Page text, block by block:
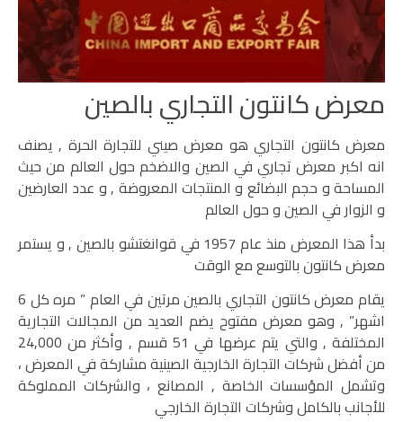
معرض كانتون التجاري بالصين
معرض كانتون التجاري هو معرض صيني للتجارة الحرة , يصنف
انه اكبر معرض تجاري في الصين والاضخم حول العالم من حيث
المساحة و حجم البضائع و المنتجات المعروضة , و عدد العارضين
و الزوار في الصين و حول العالم
بدأ هذا المعرض منذ عام 1957 في قوانغتشو بالصين , و يستمر
معرض كانتون بالتوسع مع الوقت
يقام معرض كانتون التجاري بالصين مرتين في العام ” مره كل 6
اشهر” , وهو معرض مفتوح يضم العديد من المجالات التجارية
المختلفة , والتي يتم عرضها في 51 قسم , وأكثر من 24,000
من أفضل شركات التجارة الخارجية الصينية مشاركة في المعرض ،
وتشمل المؤسسات الخاصة , المصانع ، والشركات المملوكة
للأجانب بالكامل وشركات التجارة الخارجي